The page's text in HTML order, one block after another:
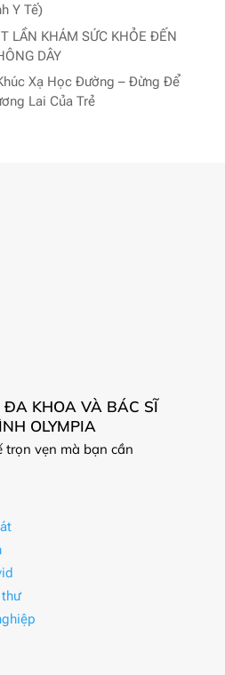
Y Tế)
LẦN KHÁM SỨC KHỎE ĐẾN
DÂY
Xạ Học Đường – Đừng Để
Lai Của Trẻ
ĐA KHOA VÀ BÁC SĨ
OLYMPIA
trọn vẹn mà bạn cần